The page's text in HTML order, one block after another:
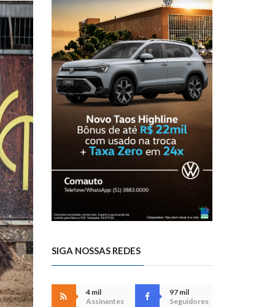
SIGA NOSSAS REDES
4 mil
Assinantes
97 mil
Seguidores